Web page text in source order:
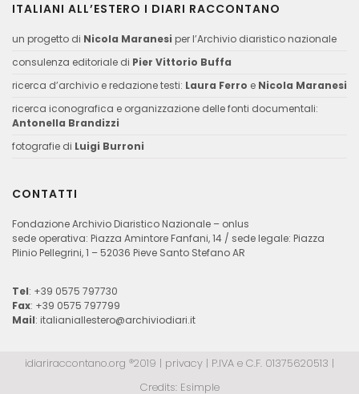
ITALIANI ALL’ESTERO I DIARI RACCONTANO
un progetto di Nicola Maranesi per l’Archivio diaristico nazionale
consulenza editoriale di Pier Vittorio Buffa
ricerca d’archivio e redazione testi: Laura Ferro e Nicola Maranesi
ricerca iconografica e organizzazione delle fonti documentali:
Antonella Brandizzi
fotografie di Luigi Burroni
CONTATTI
Fondazione Archivio Diaristico Nazionale – onlus
sede operativa: Piazza Amintore Fanfani, 14 / sede legale: Piazza
Plinio Pellegrini, 1 – 52036 Pieve Santo Stefano AR
Tel: +39 0575 797730
Fax: +39 0575 797799
Mail: italianiallestero@archiviodiari.it
idiariraccontano.org ®2019 | privacy | P.IVA e C.F. 01375620513 |
Credits: Esimple